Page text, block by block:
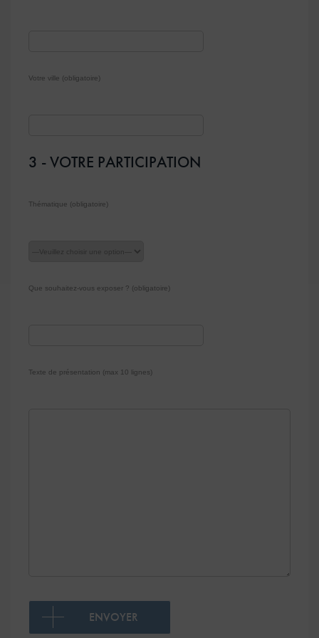
Votre ville (obligatoire)
3 - VOTRE PARTICIPATION
Thématique (obligatoire)
Que souhaitez-vous exposer ? (obligatoire)
Texte de présentation (max 10 lignes)